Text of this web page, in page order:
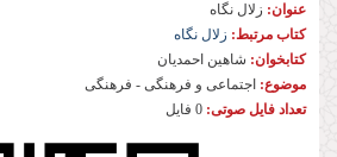
عنوان: زلال نگاه
کتاب مرتبط: زلال نگاه
کتابخوان: شاهین احمدیان
موضوع: اجتماعی و فرهنگی - فرهنگی
تعداد فایل صوتی: 0 فایل